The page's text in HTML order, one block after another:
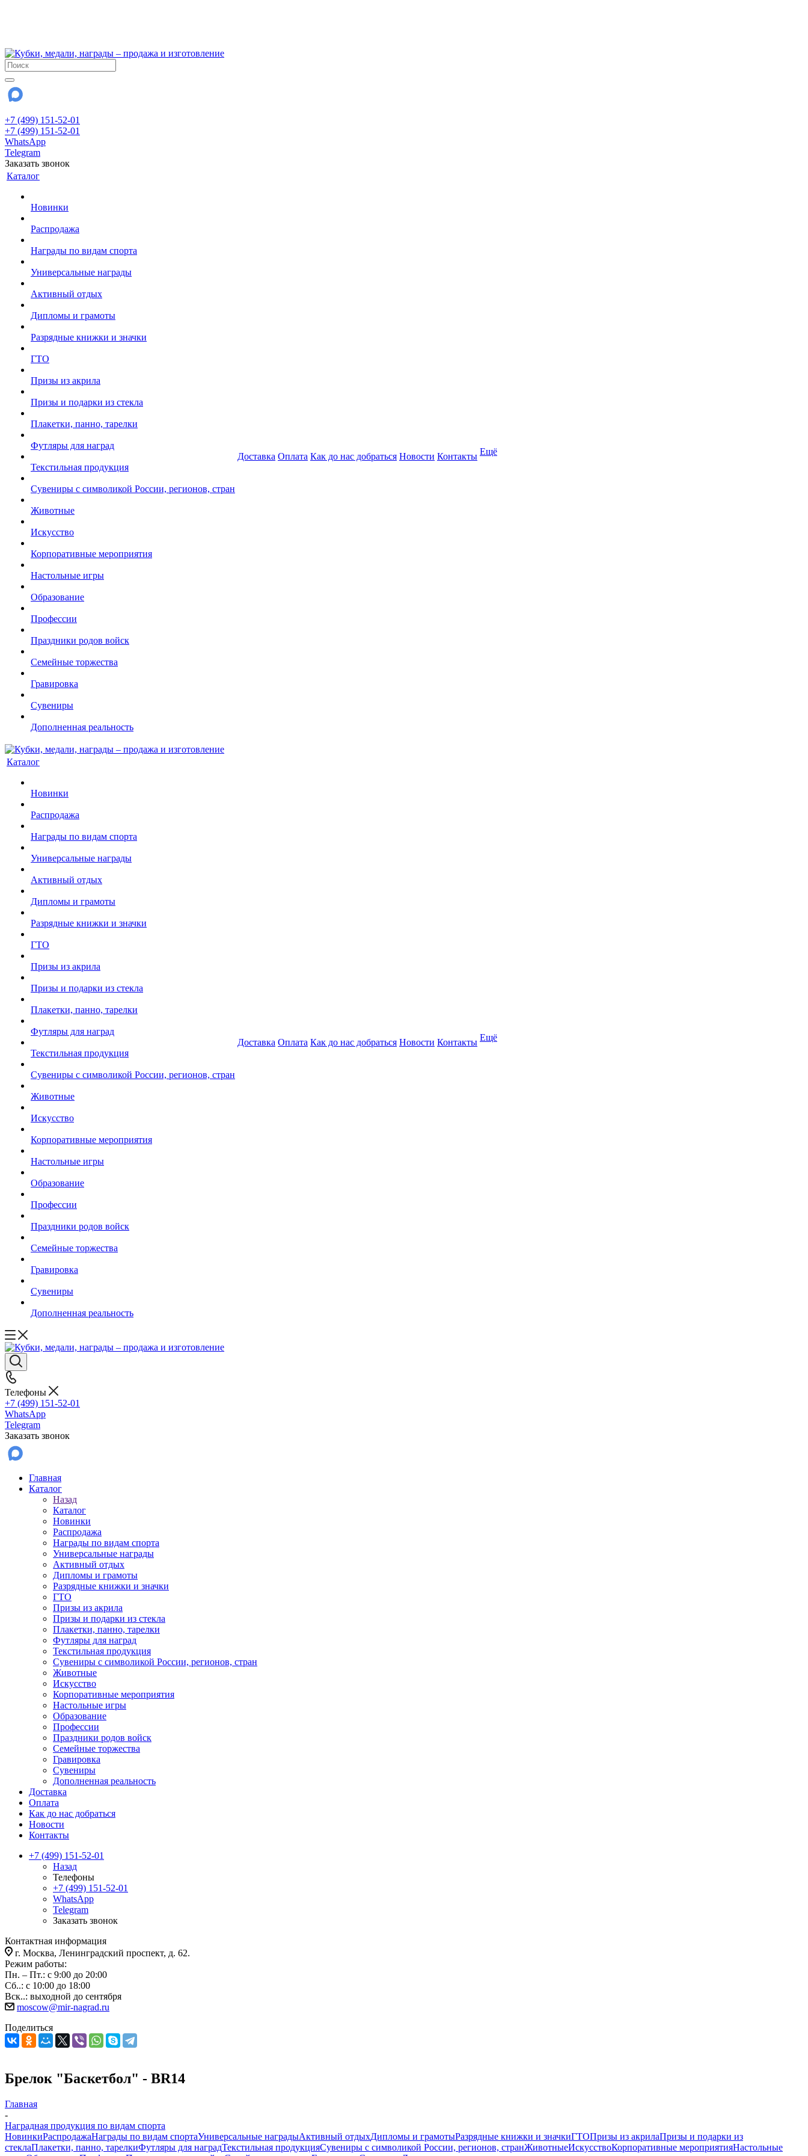
+7 (499) 151-52-01
+7 (499) 151-52-01
WhatsApp
Telegram
Заказать звонок
Каталог
Новинки
Распродажа
Награды по видам спорта
Универсальные награды
Активный отдых
Дипломы и грамоты
Разрядные книжки и значки
ГТО
Призы из акрила
Призы и подарки из стекла
Плакетки, панно, тарелки
Футляры для наград
Текстильная продукция
Сувениры с символикой России, регионов, стран
Животные
Искусство
Корпоративные мероприятия
Настольные игры
Образование
Профессии
Праздники родов войск
Семейные торжества
Гравировка
Сувениры
Дополненная реальность
Доставка Оплата Как до нас добраться Новости Контакты Ещё
Каталог
Новинки
Распродажа
Награды по видам спорта
Универсальные награды
Активный отдых
Дипломы и грамоты
Разрядные книжки и значки
ГТО
Призы из акрила
Призы и подарки из стекла
Плакетки, панно, тарелки
Футляры для наград
Текстильная продукция
Сувениры с символикой России, регионов, стран
Животные
Искусство
Корпоративные мероприятия
Настольные игры
Образование
Профессии
Праздники родов войск
Семейные торжества
Гравировка
Сувениры
Дополненная реальность
Доставка Оплата Как до нас добраться Новости Контакты Ещё
Телефоны
+7 (499) 151-52-01
WhatsApp
Telegram
Заказать звонок
Главная
Каталог
Назад
Каталог
Новинки
Распродажа
Награды по видам спорта
Универсальные награды
Активный отдых
Дипломы и грамоты
Разрядные книжки и значки
ГТО
Призы из акрила
Призы и подарки из стекла
Плакетки, панно, тарелки
Футляры для наград
Текстильная продукция
Сувениры с символикой России, регионов, стран
Животные
Искусство
Корпоративные мероприятия
Настольные игры
Образование
Профессии
Праздники родов войск
Семейные торжества
Гравировка
Сувениры
Дополненная реальность
Доставка
Оплата
Как до нас добраться
Новости
Контакты
+7 (499) 151-52-01
Назад
Телефоны
+7 (499) 151-52-01
WhatsApp
Telegram
Заказать звонок
Контактная информация
г. Москва, Ленинградский проспект, д. 62.
Режим работы:
Пн. – Пт.: с 9:00 до 20:00
Сб..: с 10:00 до 18:00
Вск..: выходной до сентября
moscow@mir-nagrad.ru
Поделиться
Брелок "Баскетбол" - BR14
Главная
-
Наградная продукция по видам спорта
НовинкиРаспродажаНаграды по видам спортаУниверсальные наградыАктивный отдыхДипломы и грамотыРазрядные книжки и значкиГТОПризы из акрилаПризы и подарки из
стеклаПлакетки, панно, тарелкиФутляры для наградТекстильная продукцияСувениры с символикой России, регионов, странЖивотныеИскусствоКорпоративные мероприятияНастольные